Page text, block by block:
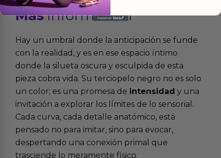
Másinformacion
Hay un umbral donde la anticipación se funde
con la realidad, y es en ese espacio íntimo
donde la silueta oscura y esculpida de esta
pieza cobra vida. Su terciopelo negro no es solo
un color; es una promesa de intensidad y una
invitación a explorar los límites de lo sensorial.
Cada curva, cada detalle anatómico, está
pensado no para imitar, sino para evocar,
despertando una conexión primal que
trasciende lo meramente físico.